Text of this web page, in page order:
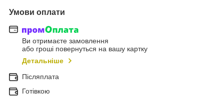
Умови оплати
Ви отримаєте замовлення
або гроші повернуться на вашу картку
Детальніше
Післяплата
Готівкою